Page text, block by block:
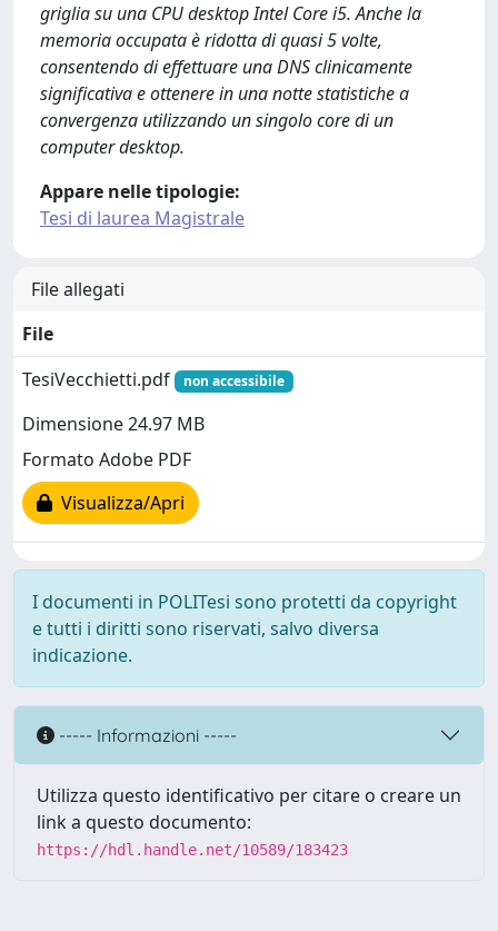
griglia su una CPU desktop Intel Core i5. Anche la
memoria occupata è ridotta di quasi 5 volte,
consentendo di effettuare una DNS clinicamente
significativa e ottenere in una notte statistiche a
convergenza utilizzando un singolo core di un
computer desktop.
Appare nelle tipologie:
Tesi di laurea Magistrale
File allegati
File
TesiVecchietti.pdf
non accessibile
Dimensione 24.97 MB
Formato Adobe PDF
Visualizza/Apri
I documenti in POLITesi sono protetti da copyright
e tutti i diritti sono riservati, salvo diversa
indicazione.
----- Informazioni -----
Utilizza questo identificativo per citare o creare un
link a questo documento:
https://hdl.handle.net/10589/183423